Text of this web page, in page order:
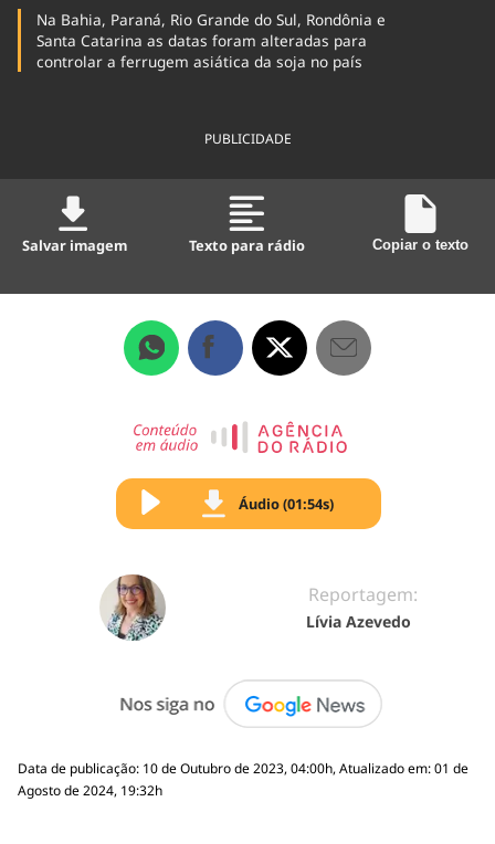
Na Bahia, Paraná, Rio Grande do Sul, Rondônia e
Santa Catarina as datas foram alteradas para
controlar a ferrugem asiática da soja no país
PUBLICIDADE
Salvar imagem Texto para rádio Copiar o texto
Áudio (01:54s)
Reportagem:
Lívia Azevedo
Data de publicação: 10 de Outubro de 2023, 04:00h, Atualizado em: 01 de
Agosto de 2024, 19:32h